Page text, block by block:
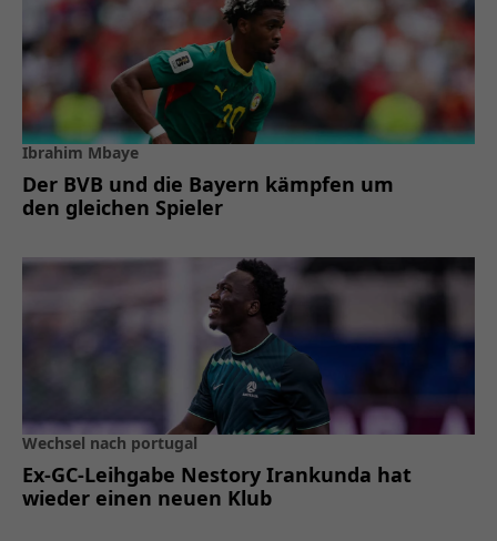
Ibrahim Mbaye
Der BVB und die Bayern kämpfen um
den gleichen Spieler
Wechsel nach portugal
Ex-GC-Leihgabe Nestory Irankunda hat
wieder einen neuen Klub